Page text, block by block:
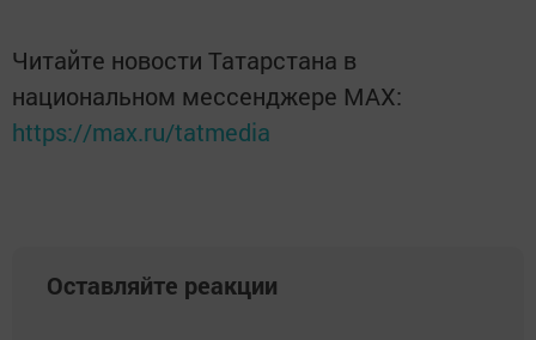
Читайте новости Татарстана в
национальном мессенджере MАХ:
https://max.ru/tatmedia
Оставляйте реакции